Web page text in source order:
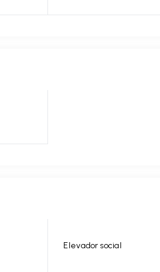
Elevador social